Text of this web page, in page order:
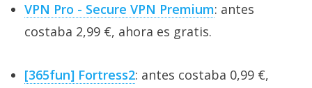
VPN Pro - Secure VPN Premium: antes
costaba 2,99 €, ahora es gratis.
[365fun] Fortress2: antes costaba 0,99 €,